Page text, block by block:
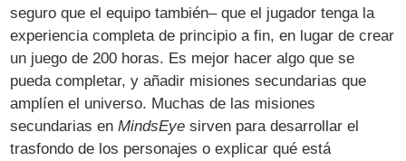
seguro que el equipo también– que el jugador tenga la
experiencia completa de principio a fin, en lugar de crear
un juego de 200 horas. Es mejor hacer algo que se
pueda completar, y añadir misiones secundarias que
amplíen el universo. Muchas de las misiones
secundarias enMindsEye sirven para desarrollar el
trasfondo de los personajes o explicar qué está